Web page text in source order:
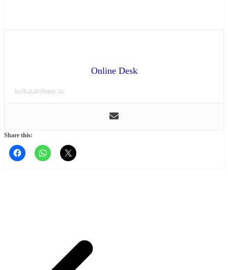
Online Desk
kolkatatribune.in
Share this: